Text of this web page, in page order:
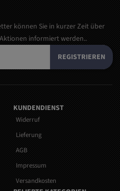
können Sie in kurzer Zeit über
informiert werden..
REGISTRIEREN
KUNDENDIENST
Widerruf
Lieferung
AGB
Impressum
Versandkosten